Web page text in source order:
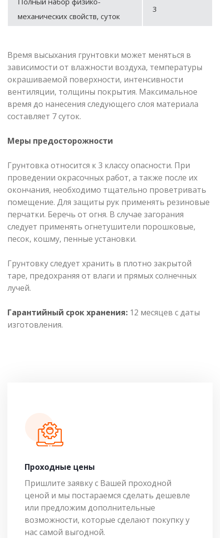
механических свойств, суток
3
Время высыхания грунтовки может меняться в
зависимости от влажности воздуха, температуры
окрашиваемой поверхности, интенсивности
вентиляции, толщины покрытия. Максимальное
время до нанесения следующего слоя материала
составляет 7 суток.
Меры предосторожности
Грунтовка относится к 3 классу опасности. При
проведении окрасочных работ, а также после их
окончания, необходимо тщательно проветривать
помещение. Для защиты рук применять резиновые
перчатки. Беречь от огня. В случае загорания
следует применять огнетушители порошковые,
песок, кошму, пенные установки.
Грунтовку следует хранить в плотно закрытой
таре, предохраняя от влаги и прямых солнечных
лучей.
Гарантийный срок хранения: 12 месяцев с даты
изготовления.
Проходные цены
Пришлите заявку с Вашей проходной
ценой и мы постараемся сделать дешевле
или предложим дополнительные
возможности, которые сделают покупку у
нас самой выгодной.